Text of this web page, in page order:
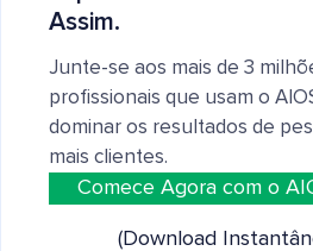
Assim.
Junte-se aos mais de 3
profissionais que usam o
dominar os resultados de
mais clientes.
Comece Agora com o
(Download